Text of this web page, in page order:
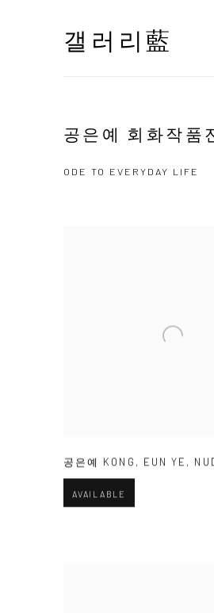
갤러리藍
공은예 회화작품
ODE TO EVERYDAY LIFE
공은예 KONG , EUN YE ,
AVAILABLE